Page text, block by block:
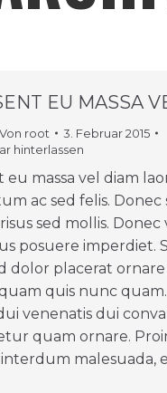
EU MASSA
Von root
3. Februar 2015
hinterlassen
eu massa vel diam
ac sed felis. Donec
sed mollis.
posuere imperdiet.
dolor placerat
quis nunc
venenatis dui
quam ornare.
malesuada,